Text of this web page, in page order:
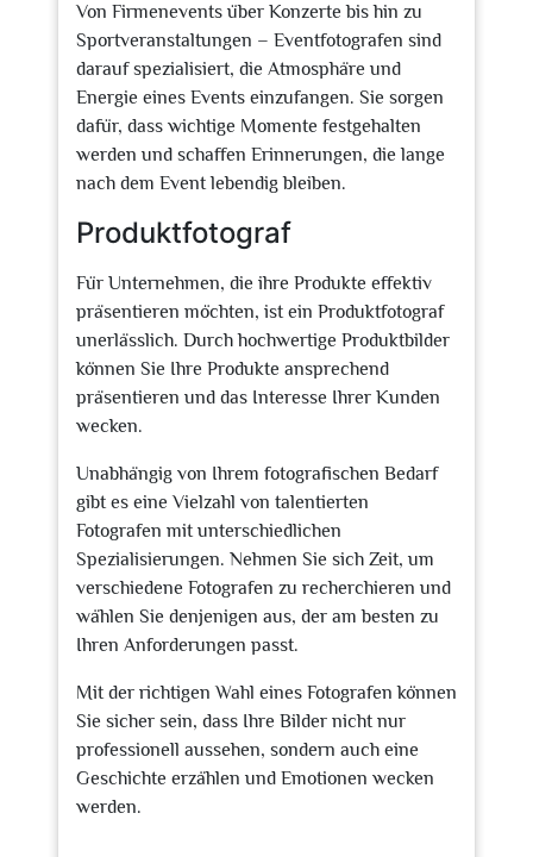
Von Firmenevents über Konzerte bis hin zu
Sportveranstaltungen – Eventfotografen sind
darauf spezialisiert, die Atmosphäre und
Energie eines Events einzufangen. Sie sorgen
dafür, dass wichtige Momente festgehalten
werden und schaffen Erinnerungen, die lange
nach dem Event lebendig bleiben.
Produktfotograf
Für Unternehmen, die ihre Produkte effektiv
präsentieren möchten, ist ein Produktfotograf
unerlässlich. Durch hochwertige Produktbilder
können Sie Ihre Produkte ansprechend
präsentieren und das Interesse Ihrer Kunden
wecken.
Unabhängig von Ihrem fotografischen Bedarf
gibt es eine Vielzahl von talentierten
Fotografen mit unterschiedlichen
Spezialisierungen. Nehmen Sie sich Zeit, um
verschiedene Fotografen zu recherchieren und
wählen Sie denjenigen aus, der am besten zu
Ihren Anforderungen passt.
Mit der richtigen Wahl eines Fotografen können
Sie sicher sein, dass Ihre Bilder nicht nur
professionell aussehen, sondern auch eine
Geschichte erzählen und Emotionen wecken
werden.